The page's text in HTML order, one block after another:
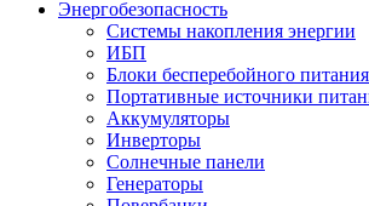
Энергобезопасность
Системы накопления энергии
ИБП
Блоки бесперебойного
Портативные источники
Аккумуляторы
Инверторы
Солнечные панели
Генераторы